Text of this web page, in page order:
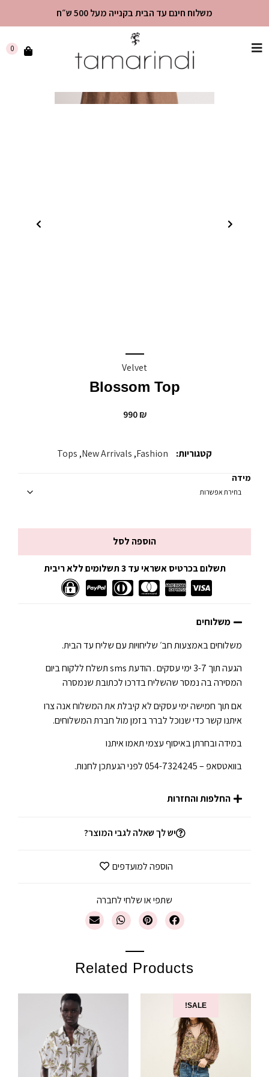
שִׂים
משלוח חינם עד הבית בקנייה מעל 500 ש״ח
0
Velvet
Blossom Top
990₪
קטגוריות: Fashion
,
New Arrivals
,
Tops
מידה
הוספה לסל
תשלום בכרטיס אשראי עד 3 תשלומים ללא ריבית
משלוחים
משלוחים באמצעות חב׳ שליחויות עם שליח עד הבית.
הגעה תוך 3-7 ימי עסקים . הודעת sms תשלח ללקוח ביום
המסירה בה נמסר שהשליח בדרכו לכתובת שנמסרה
אם תוך חמישה ימי עסקים לא קיבלת את המשלוח אנה צרו
איתנו קשר כדי שנוכל לברר בזמן מול חברת המשלוחים.
במידה ובחרתן באיסוף עצמי תאמו איתנו
בוואטסאפ – 054-7324245 לפני הגעתכן לחנות.
החלפות והחזרות
יש לך שאלה לגבי המוצר?
הוספה למועדפים
שתפי או שלחי לחברה
Related Products
SALE!